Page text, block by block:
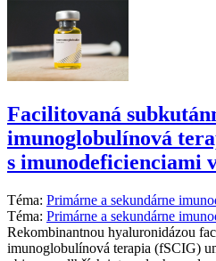
Facilitovaná
imunoglobulínová
s imunodeficienciami
Téma: Primárne a sekundárne
Téma: Primárne a sekundárne
Rekombinantnou hyaluronidázou
imunoglobulínová terapia (fSCIG)